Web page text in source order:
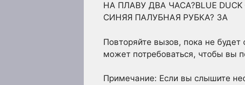
НА ПЛАВУ ДВА ЧАСА?BLUE
СИНЯЯ ПАЛУБНАЯ РУБКА? ЗА
Повторяйте вызов, пока не
может потребоваться, чтобы вы
Примечание: Если вы слышите